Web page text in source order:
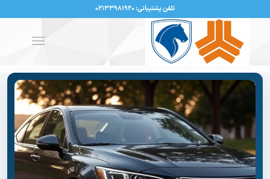
تلفن پشتیبانی: ۰۲۱۳۳۹۸۱۹۲۰